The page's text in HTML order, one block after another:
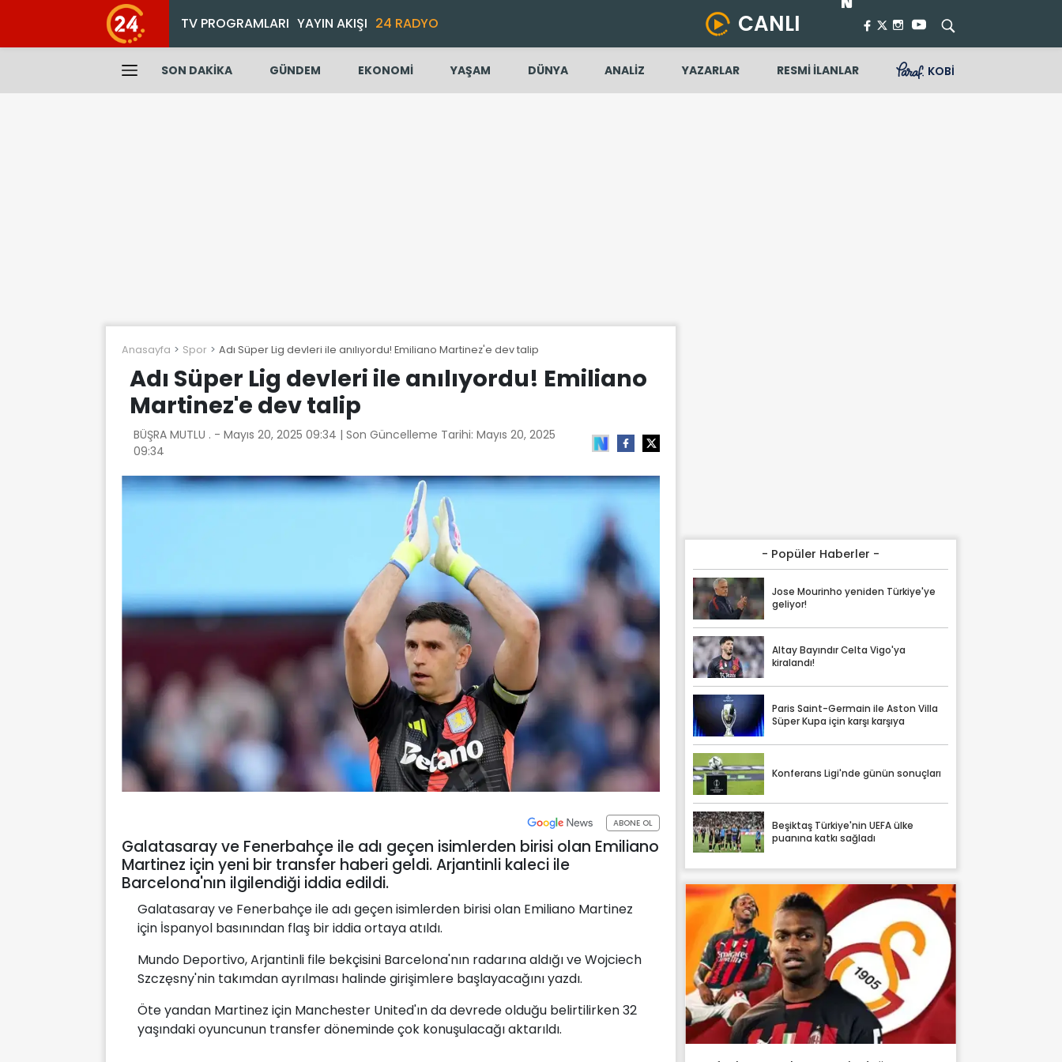
TV PROGRAMLARI YAYIN AKIŞI 24 RADYO CANLI
SON DAKİKA GÜNDEM EKONOMİ YAŞAM DÜNYA ANALİZ YAZARLAR RESMİ İLANLAR KOBİ
Anasayfa Spor Adı Süper Lig devleri ile anılıyordu! Emiliano Martinez'e dev talip
Adı Süper Lig devleri ile anılıyordu! Emiliano
Martinez'e dev talip
BÜŞRA MUTLU . - Mayıs 20, 2025 09:34 | Son Güncelleme Tarihi: Mayıs 20, 2025
09:34
ABONE OL
Galatasaray ve Fenerbahçe ile adı geçen isimlerden birisi olan Emiliano
Martinez için yeni bir transfer haberi geldi. Arjantinli kaleci ile
Barcelona'nın ilgilendiği iddia edildi.
Galatasaray ve Fenerbahçe ile adı geçen isimlerden birisi olan Emiliano Martinez
için İspanyol basınından flaş bir iddia ortaya atıldı.
Mundo Deportivo, Arjantinli file bekçisini Barcelona'nın radarına aldığı ve Wojciech
Szczęsny'nin takımdan ayrılması halinde girişimlere başlayacağını yazdı.
Öte yandan Martinez için Manchester United'ın da devrede olduğu belirtilirken 32
yaşındaki oyuncunun transfer döneminde çok konuşulacağı aktarıldı.
- Popüler Haberler -
Jose Mourinho yeniden Türkiye'ye
geliyor!
Altay Bayındır Celta Vigo'ya
kiralandı!
Paris Saint-Germain ile Aston Villa
Süper Kupa için karşı karşıya
Konferans Ligi'nde günün sonuçları
Beşiktaş Türkiye'nin UEFA ülke
puanına katkı sağladı